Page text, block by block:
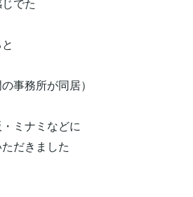
事務所が同居）
ミナミなどに
だきました